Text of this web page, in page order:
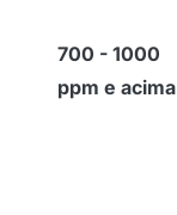
700 - 1000
ppm e acima